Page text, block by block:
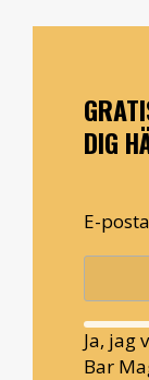
DIG
E-
Ja, jag
Bar